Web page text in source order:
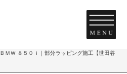
ＢＭＷ ８５０ｉ｜部分ラッピング施工【世田谷